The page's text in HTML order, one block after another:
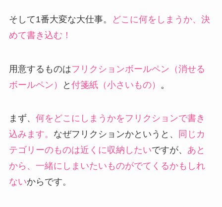
そして1番大変な大仕事。
どこに何をしまうか、決
めて書き込む！
用意するものはフリクションボールペン（消せる
ボールペン）
と 付箋紙（小さいもの） 。
まず、 何をどこにしまうかをフリクションで書き
込みます。 なぜフリクションかというと、
同じカ
テゴリーのものは近くに収納したいですが、 あと
から、一緒にしまいたいものがでてくるかもしれ
ないからです。